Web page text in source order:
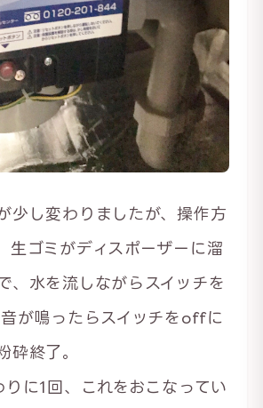
少し変わりましたが、操作方
生ゴミがディスポーザーに溜
、水を流しながらスイッチを
が鳴ったらスイッチをoffに
砕終了。
に1回、これをおこなってい